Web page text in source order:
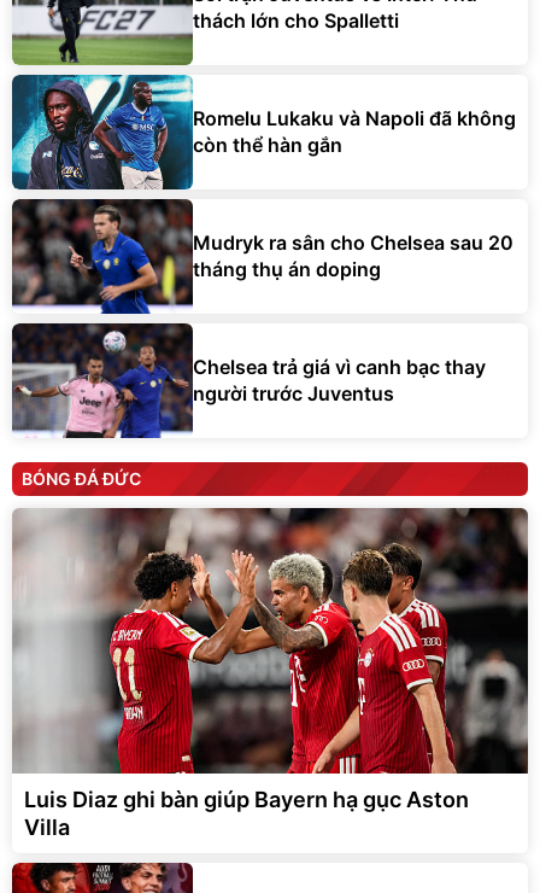
thách lớn cho Spalletti
Romelu Lukaku và Napoli đã không
còn thể hàn gắn
Mudryk ra sân cho Chelsea sau 20
tháng thụ án doping
Chelsea trả giá vì canh bạc thay
người trước Juventus
BÓNG ĐÁ ĐỨC
Luis Diaz ghi bàn giúp Bayern hạ gục Aston
Villa